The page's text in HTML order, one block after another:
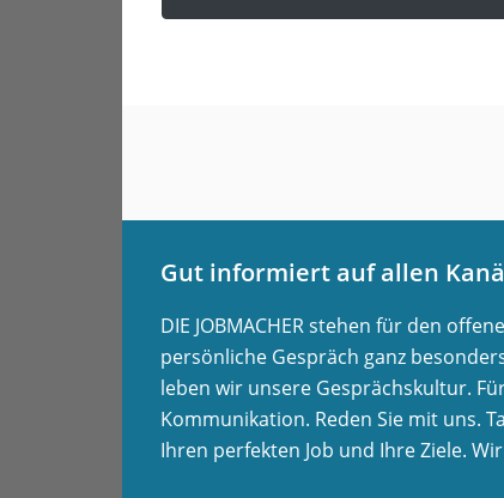
Gut informiert auf allen
DIE JOBMACHER stehen für den
persönliche Gespräch ganz
leben wir unsere Gesprächskultur.
Kommunikation. Reden Sie mit uns.
Ihren perfekten Job und Ihre Ziele.